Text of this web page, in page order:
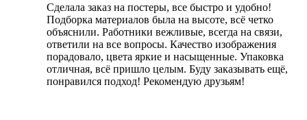
Сделала заказ на постеры, все быстро и удобно!
Подборка материалов была на высоте, всё четко
объяснили. Работники вежливые, всегда на связи,
ответили на все вопросы. Качество изображения
порадовало, цвета яркие и насыщенные. Упаковка
отличная, всё пришло целым. Буду заказывать ещё,
понравился подход! Рекомендую друзьям!